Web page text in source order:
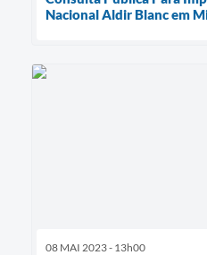
Nacional Aldir Blanc em
08 MAI 2023 - 13h00